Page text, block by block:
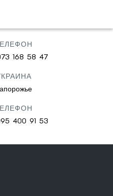
авто
168 58 47
400 91 53